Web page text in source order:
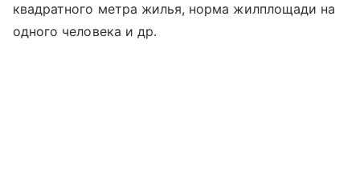
квадратного метра жилья, норма жилплощади на
одного человека и др.